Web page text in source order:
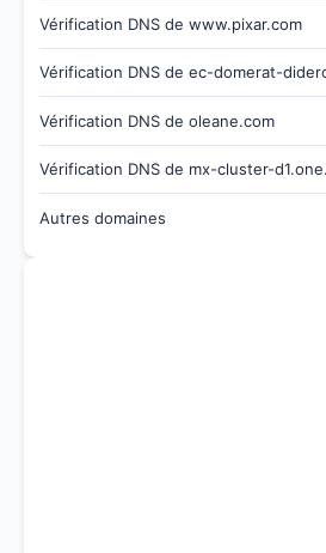
Vérification DNS de www.pixar.com
Vérification DNS de ec-domerat-
Vérification DNS de oleane.com
Vérification DNS de mx-cluster-
Autres domaines